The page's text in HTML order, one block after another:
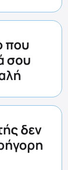
που
σου
δεν